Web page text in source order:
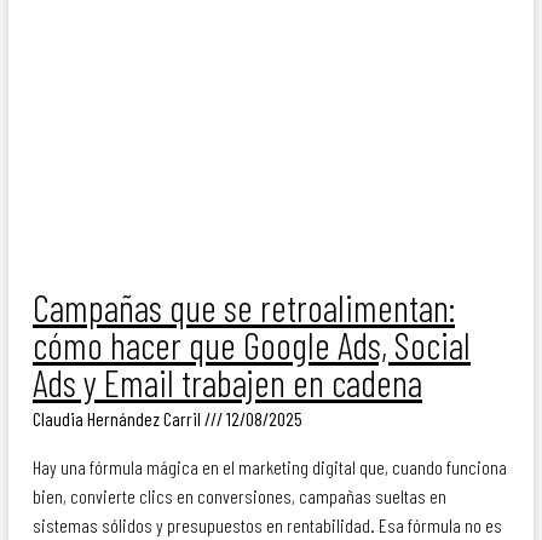
Campañas que se retroalimentan:
cómo hacer que Google Ads, Social
Ads y Email trabajen en cadena
Claudia Hernández Carril 12/08/2025
Hay una fórmula mágica en el marketing digital que, cuando funciona
bien, convierte clics en conversiones, campañas sueltas en
sistemas sólidos y presupuestos en rentabilidad. Esa fórmula no es